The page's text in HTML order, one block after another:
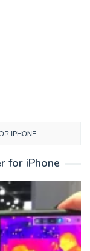
IPHONE
for iPhone